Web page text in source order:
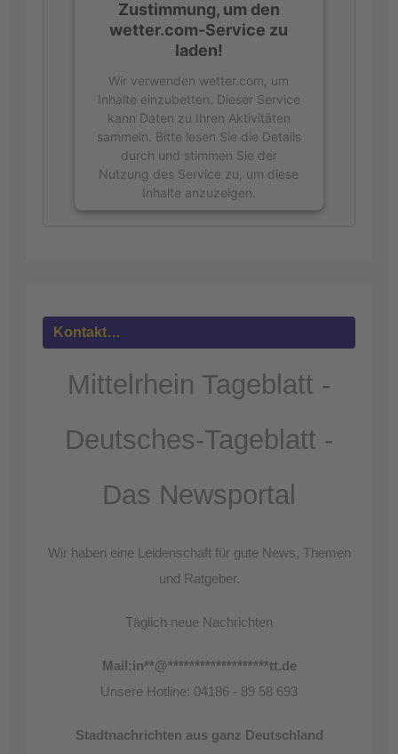
Zustimmung, um den
wetter.com-Service zu
laden!
Wir verwenden wetter.com, um
Inhalte einzubetten. Dieser Service
kann Daten zu Ihren Aktivitäten
sammeln. Bitte lesen Sie die Details
durch und stimmen Sie der
Nutzung des Service zu, um diese
Inhalte anzuzeigen.
powered byUsercentrics Consent
Management Platform
Kontakt…
Mittelrhein Tageblatt -
Deutsches-Tageblatt -
Das Newsportal
Wir haben eine Leidenschaft für gute News, Themen
und Ratgeber.
Täglich neue Nachrichten
Mail:in**@*******************tt.de
Unsere Hotline: 04186 - 89 58 693
Stadtnachrichten aus ganz Deutschland